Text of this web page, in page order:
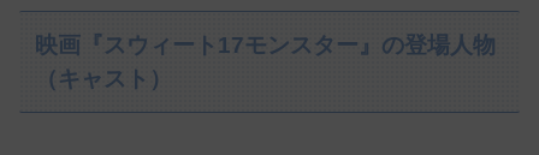
映画『スウィート17モンスター』の登場人物
（キャスト）